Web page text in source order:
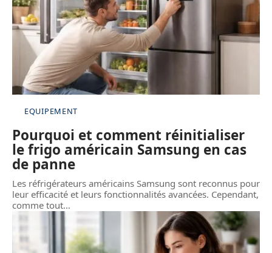
EQUIPEMENT
Pourquoi et comment réinitialiser
le frigo américain Samsung en cas
de panne
Les réfrigérateurs américains Samsung sont reconnus pour
leur efficacité et leurs fonctionnalités avancées. Cependant,
comme tout…